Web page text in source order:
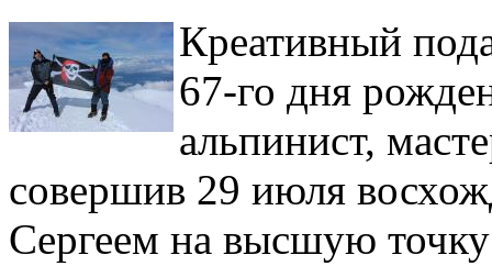
Креативный
67-го дня
альпинист,
совершив 29 июля
Сергеем на высшую